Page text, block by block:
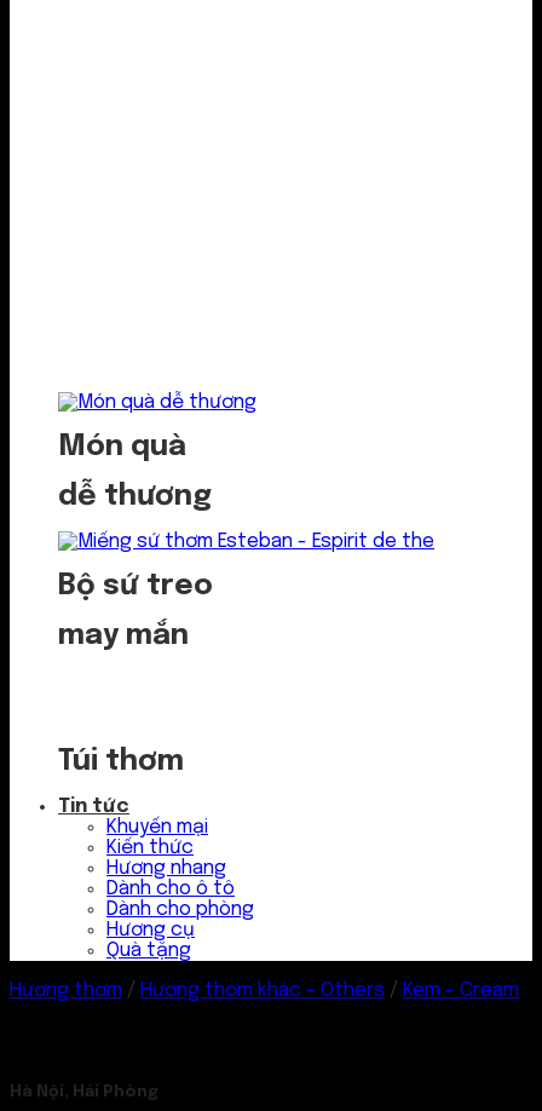
Món quà
dễ thương
Bộ sứ treo
may mắn
Túi thơm
Tin tức
Khuyến mại
Kiến thức
Hương nhang
Dành cho ô tô
Dành cho phòng
Hương cụ
Quà tặng
Hương thơm / Hương thơm khác - Others / Kem - Cream
Hà Nội, Hải Phòng